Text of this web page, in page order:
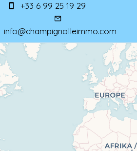
+33 6 99 25 19 29
info@champignolleimmo.com